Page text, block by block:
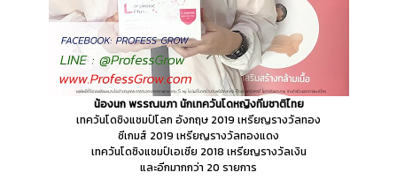
น้องนก พรรณนภา นักเทควันโดหญิงทีมชาติไทย
เทควันโดชิงแชมป์โลก อังกฤษ 2019 เหรียญรางวัลทอง
ซีเกมส์ 2019 เหรียญรางวัลทองแดง
เทควันโดชิงแชมป์เอเชีย 2018 เหรียญรางวัลเงิน
และอีกมากกว่า 20 รายการ